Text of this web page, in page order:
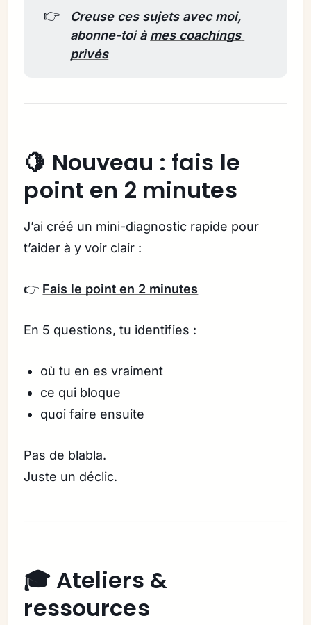
👉
Creuse ces sujets avec moi,
abonne-toi à mes coachings
privés
🍋 Nouveau : fais le
point en 2 minutes
J’ai créé un mini-diagnostic rapide pour
t’aider à y voir clair :
👉 Fais le point en 2 minutes
En 5 questions, tu identifies :
où tu en es vraiment
ce qui bloque
quoi faire ensuite
Pas de blabla.
Juste un déclic.
🎓 Ateliers &
ressources